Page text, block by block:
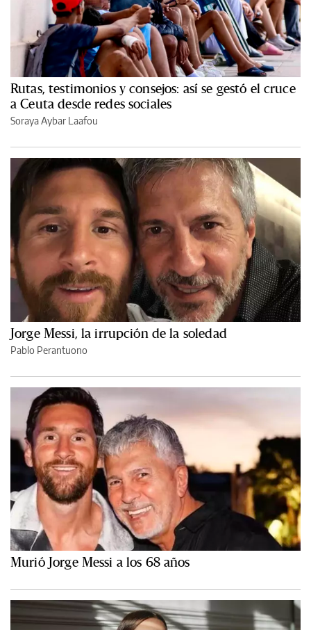
Rutas, testimonios y consejos: así se gestó el cruce
a Ceuta desde redes sociales
Soraya Aybar Laafou
Jorge Messi, la irrupción de la soledad
Pablo Perantuono
Murió Jorge Messi a los 68 años